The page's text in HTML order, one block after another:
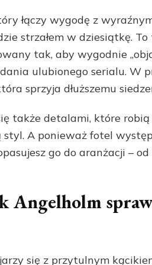
łączy wygodę z
strzałem w dziesiątkę.
tak, aby wygodnie
ulubionego serialu. W
sprzyja dłuższemu
także detalami, które robią
styl. A ponieważ fotel
go do aranżacji –
Angelholm
się z przytulnym